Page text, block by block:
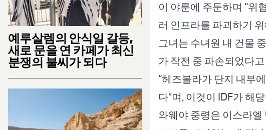
예루살렘의 안식일 갈등,
새로 문을 연 카페가 최신
분쟁의 불씨가 되다
이 야룬에 주둔하며 “위
러 인프라를 파괴하기
그녀는 수녀원 내 건물
가 작전 중 파손되었다
“헤즈볼라가 단지 내부
다”며, 이것이 IDF가 해
와웨야 중령은 이스라엘